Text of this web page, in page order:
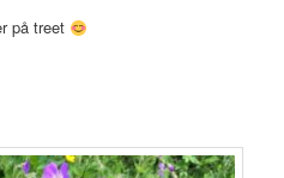
på treet